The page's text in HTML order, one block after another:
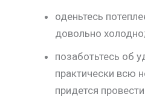
оденьтесь
довольно холодно;
позаботьтесь об
практически всю
придется